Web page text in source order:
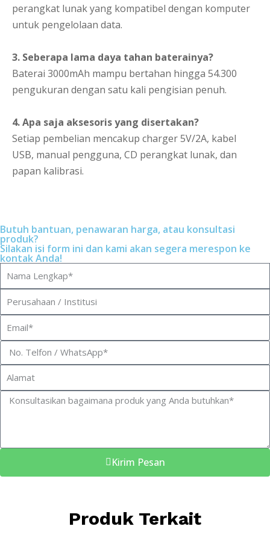
perangkat lunak yang kompatibel dengan komputer
untuk pengelolaan data.
3. Seberapa lama daya tahan baterainya?
Baterai 3000mAh mampu bertahan hingga 54.300
pengukuran dengan satu kali pengisian penuh.
4. Apa saja aksesoris yang disertakan?
Setiap pembelian mencakup charger 5V/2A, kabel
USB, manual pengguna, CD perangkat lunak, dan
papan kalibrasi.
Butuh bantuan, penawaran harga, atau konsultasi
produk?
Silakan isi form ini dan kami akan segera merespon ke
kontak Anda!
Kirim Pesan
Produk Terkait